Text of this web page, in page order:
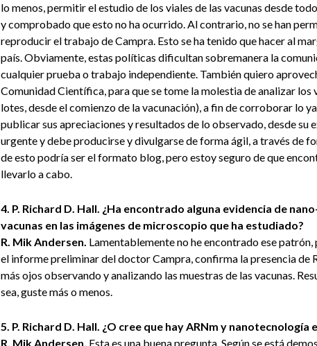
lo menos, permitir el estudio de los viales de las vacunas desde
y comprobado que esto no ha ocurrido. Al contrario, no se han
reproducir el trabajo de Campra. Esto se ha tenido que hacer al
país. Obviamente, estas políticas dificultan sobremanera la
cualquier prueba o trabajo independiente. También quiero
Comunidad Científica, para que se tome la molestia de analizar los
lotes, desde el comienzo de la vacunación), a fin de corroborar lo
publicar sus apreciaciones y resultados de lo observado, desde su
urgente y debe producirse y divulgarse de forma ágil, a través de
de esto podría ser el formato blog, pero estoy seguro de que
llevarlo a cabo.
4. P. Richard D. Hall. ¿Ha encontrado alguna evidencia de
vacunas en las imágenes de microscopio que ha estudiado?
R. Mik Andersen. Lamentablemente no he encontrado ese
el informe preliminar del doctor Campra, confirma la presencia de
más ojos observando y analizando las muestras de las vacunas.
sea, guste más o menos.
5. P. Richard D. Hall. ¿O cree que hay ARNm y nanotecnología
R. Mik Andersen. Esta es una buena pregunta. Según se está